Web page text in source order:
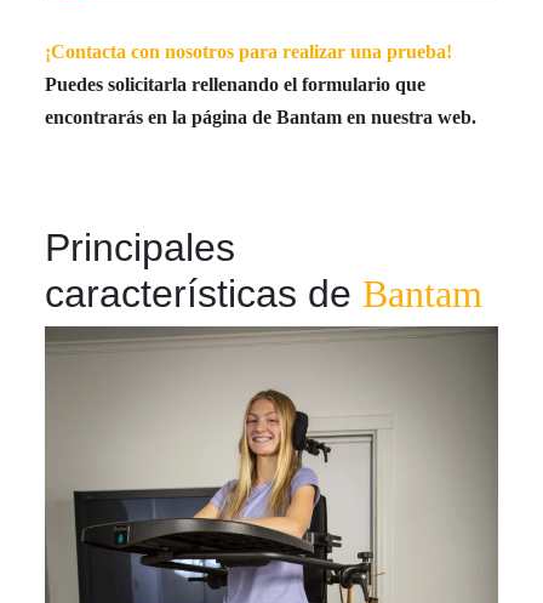
¡Contacta con nosotros para realizar una prueba!
Puedes solicitarla rellenando el formulario que
encontrarás en la página de Bantam en nuestra web.
Principales
características de Bantam